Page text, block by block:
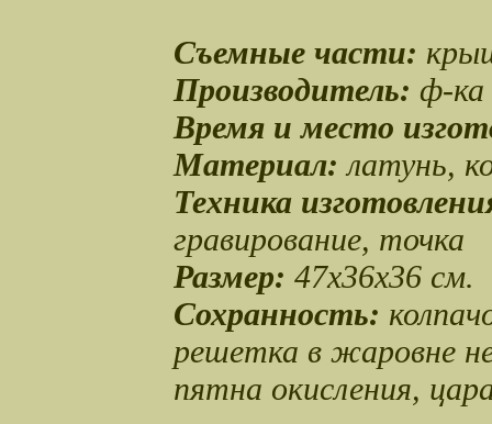
Съемные части:
Производитель: ф-ка
Время и место
Материал: латунь,
Техника
гравирование, точка
Размер: 47х36х36 см.
Сохранность:
решетка в жаровне
пятна окисления,